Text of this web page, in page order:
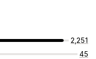
2,251
45